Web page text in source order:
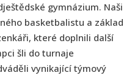
gymnázium. Naši
basketbalistu a základ
které doplnili další
šli do turnaje
vynikající týmový